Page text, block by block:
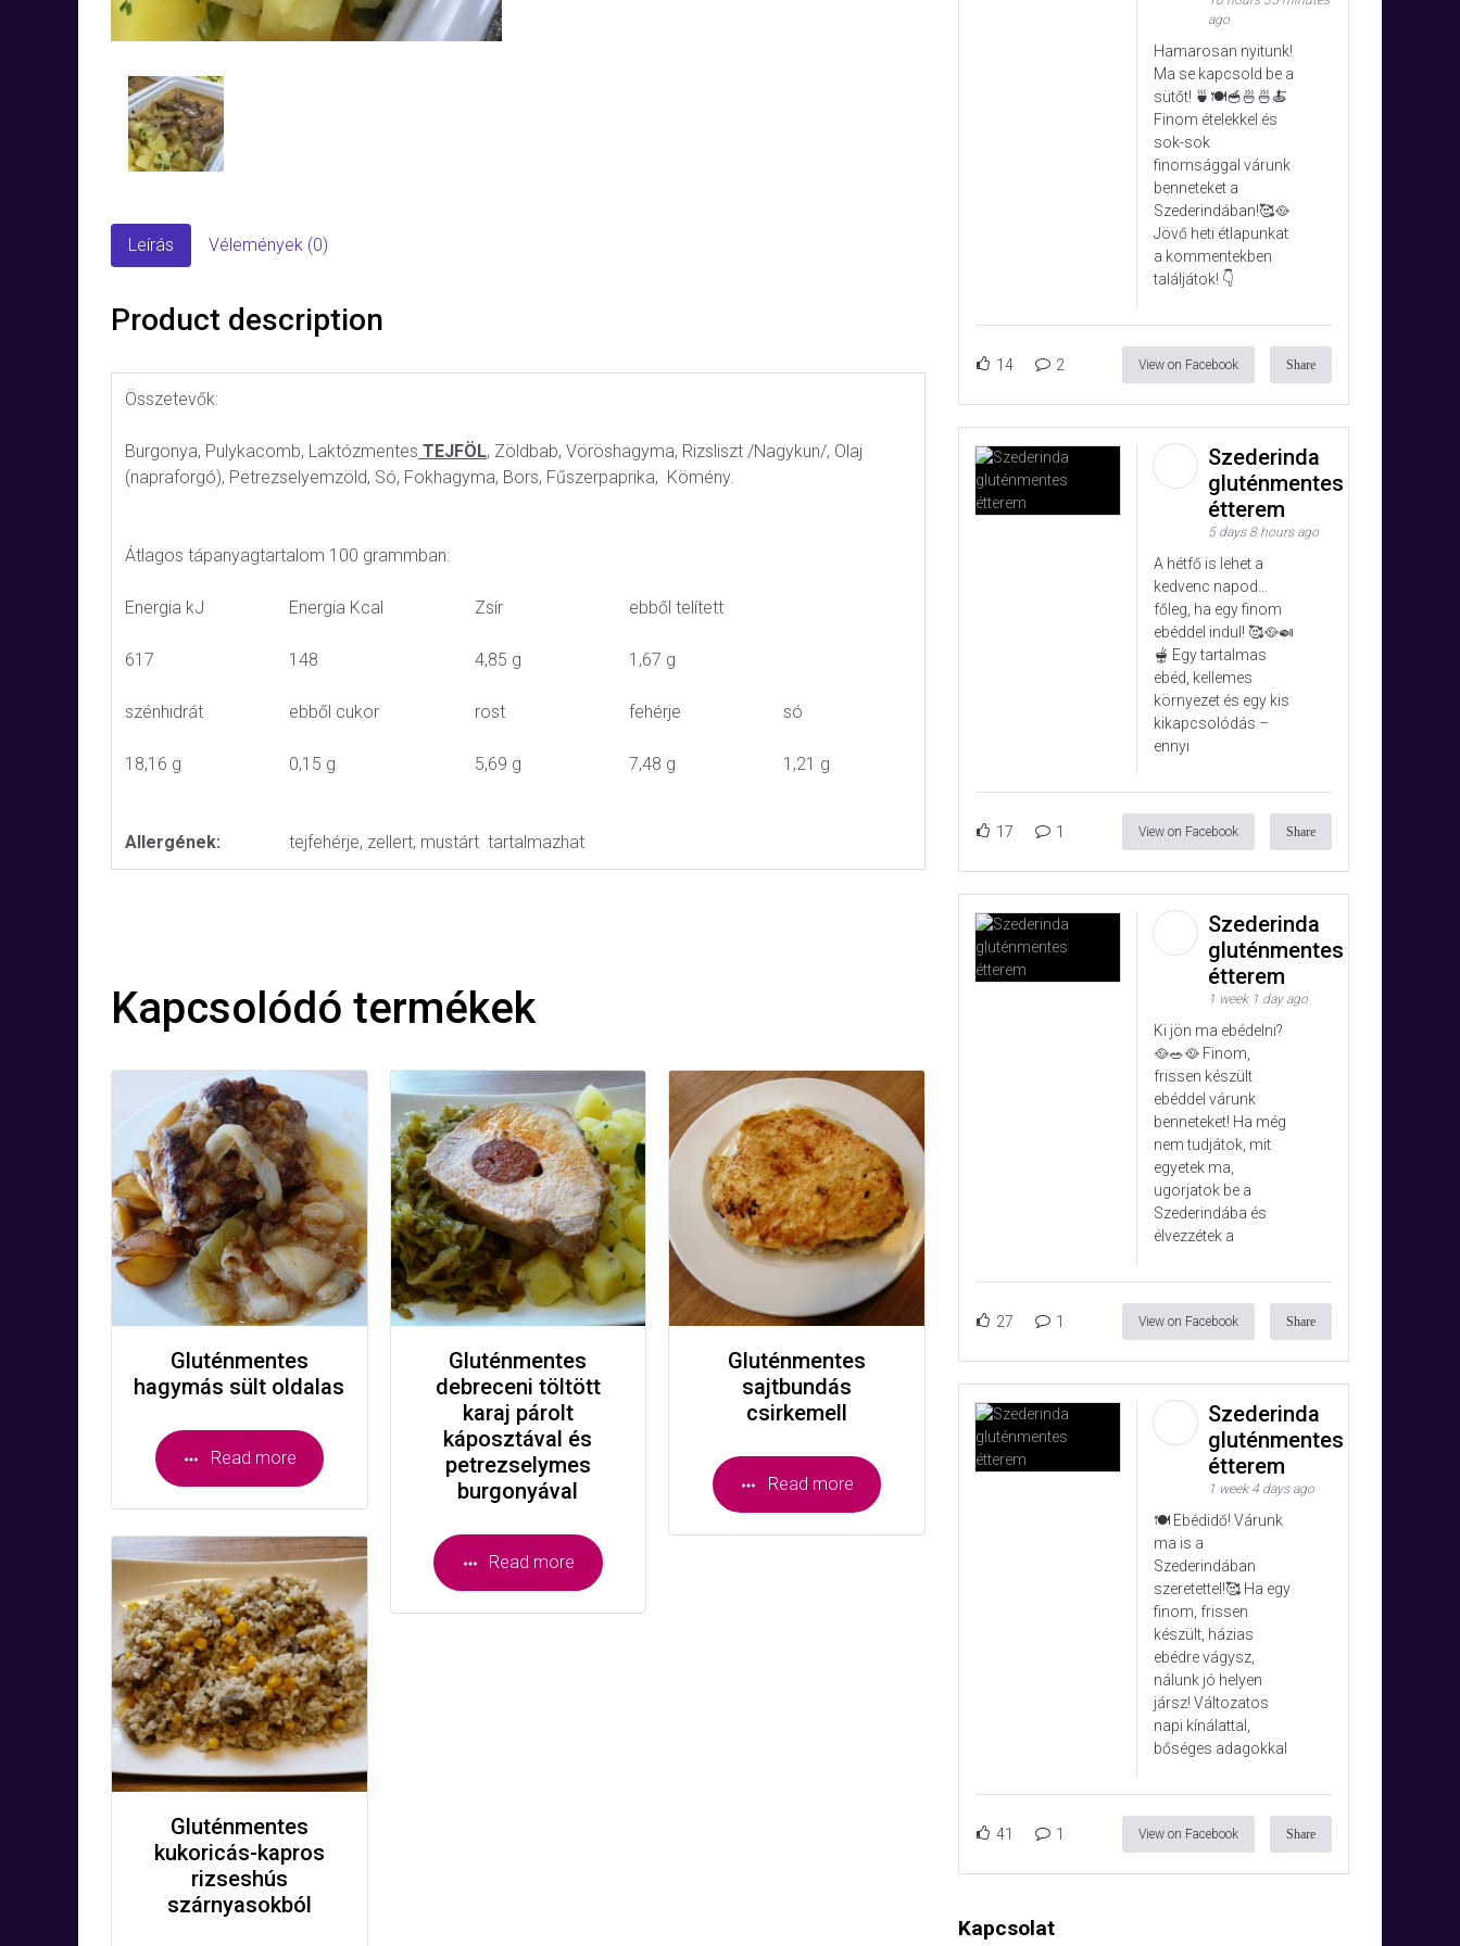
Leírás Vélemények (0)
Product description
Összetevők:
Burgonya, Pulykacomb, Laktózmentes TEJFÖL, Zöldbab, Vöröshagyma, Rizsliszt /Nagykun/, Olaj
(napraforgó), Petrezselyemzöld, Só, Fokhagyma, Bors, Fűszerpaprika, Kömény.
Átlagos tápanyagtartalom 100 grammban:
Energia kJ Energia Kcal Zsír ebből telített
617 148 4,85 g 1,67 g
szénhidrát ebből cukor rost fehérje só
18,16 g 0,15 g 5,69 g 7,48 g 1,21 g
Allergének: tejfehérje, zellert, mustárt tartalmazhat
Kapcsolódó termékek
Gluténmentes
hagymás sült oldalas
Read more
Gluténmentes
kukoricás-kapros
rizseshús
szárnyasokból
Gluténmentes
debreceni töltött
karaj párolt
káposztával és
petrezselymes
burgonyával
Read more
Gluténmentes
sajtbundás
csirkemell
Read more
ago
Hamarosan nyitunk!
Ma se kapcsold be a
sütőt! 🍵🍽️🥣🍜🍜🍝
Finom ételekkel és
sok-sok
finomsággal várunk
benneteket a
Szederindában!🥰🥘
Jövő heti étlapunkat
a kommentekben
találjátok! 👇
14 2 View on Facebook Share
Szederinda
gluténmentes
étterem
5 days 8 hours ago
A hétfő is lehet a
kedvenc napod…
főleg, ha egy finom
ebéddel indul! 🥰🥘🍛
🫕 Egy tartalmas
ebéd, kellemes
környezet és egy kis
kikapcsolódás –
ennyi
17 1 View on Facebook Share
Szederinda
gluténmentes
étterem
1 week 1 day ago
Ki jön ma ebédelni?
🥘🥗🥘 Finom,
frissen készült
ebéddel várunk
benneteket! Ha még
nem tudjátok, mit
egyetek ma,
ugorjatok be a
Szederindába és
élvezzétek a
27 1 View on Facebook Share
Szederinda
gluténmentes
étterem
1 week 4 days ago
🍽️ Ebédidő! Várunk
ma is a
Szederindában
szeretettel!🥰 Ha egy
finom, frissen
készült, házias
ebédre vágysz,
nálunk jó helyen
jársz! Változatos
napi kínálattal,
bőséges adagokkal
41 1 View on Facebook Share
Kapcsolat